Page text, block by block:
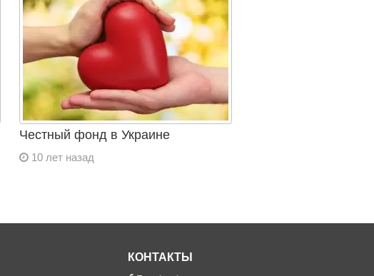
Честный фонд в Украине
10 лет назад
КОНТАКТЫ